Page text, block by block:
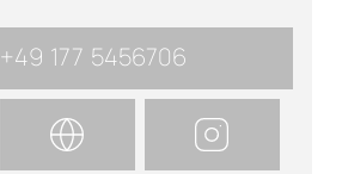
+49 177 5456706